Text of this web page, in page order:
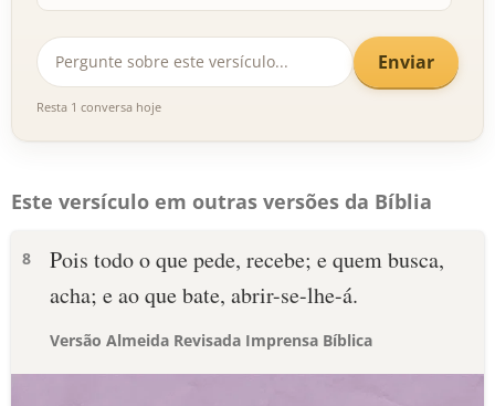
Enviar
Resta 1 conversa hoje
Este versículo em outras versões da Bíblia
8
Pois todo o que pede, recebe; e quem busca,
acha; e ao que bate, abrir-se-lhe-á.
Versão Almeida Revisada Imprensa Bíblica